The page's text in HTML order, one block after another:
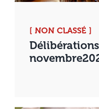
[ NON CLASSÉ ]